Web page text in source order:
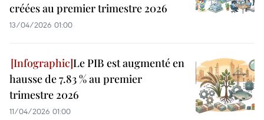
créées au premier trimestre 2026
13/04/2026 01:00
Le PIB est augmenté en
hausse de 7.83 % au premier
trimestre 2026
11/04/2026 01:00